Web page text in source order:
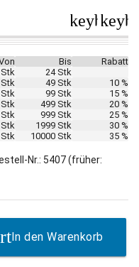
Bis
Rabatt
Stk
24 Stk
49 Stk
10 %
Stk
99 Stk
15 %
Stk
499 Stk
20 %
Stk
999 Stk
25 %
Stk
1999 Stk
30 %
10000 Stk 35 %
Nr.: 5407 (früher:
In den Warenkorb